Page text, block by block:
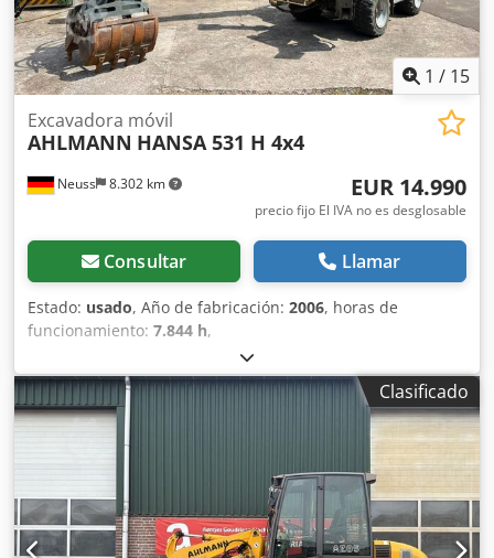
1 / 15
Neuss 8.302 km
Excavadora móvil
AHLMANN HANSA 531 H 4x4
EUR 14.990
precio fijo El IVA no es desglosable
Consultar Llamar
Estado: usado, Año de fabricación: 2006, horas de
funcionamiento: 7.844 h,
Clasificado